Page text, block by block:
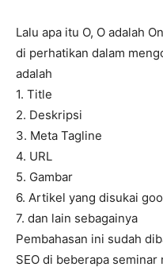
Lalu apa itu O, O adalah
di perhatikan dalam
adalah
1. Title
2. Deskripsi
3. Meta Tagline
4. URL
5. Gambar
6. Artikel yang disukai
7. dan lain sebagainya
Pembahasan ini sudah
SEO di beberapa